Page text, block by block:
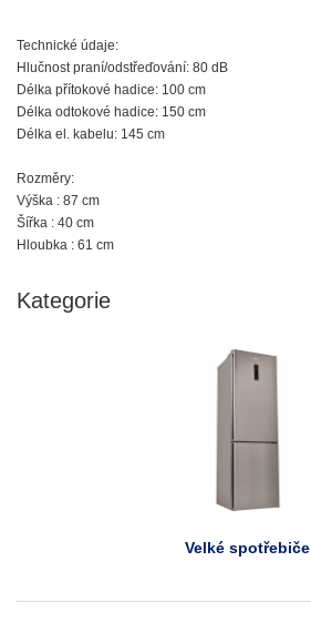
Technické údaje:
Hlučnost praní/odstřeďování: 80 dB
Délka přítokové hadice: 100 cm
Délka odtokové hadice: 150 cm
Délka el. kabelu: 145 cm
Rozměry:
Výška : 87 cm
Šířka : 40 cm
Hloubka : 61 cm
Kategorie
Velké spotřebiče